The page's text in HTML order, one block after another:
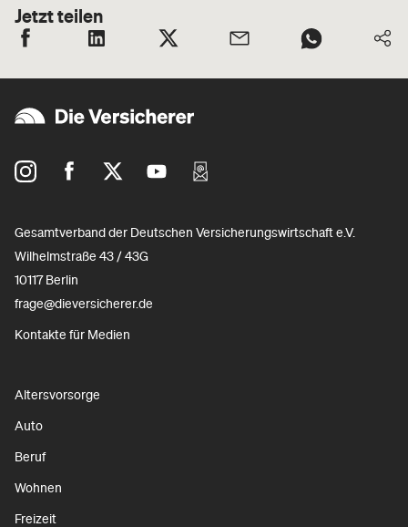
Jetzt teilen
Gesamtverband der Deutschen Versicherungswirtschaft e.V.
Wilhelmstraße 43 / 43G
10117 Berlin
frage@dieversicherer.de
Kontakte für Medien
Altersvorsorge
Auto
Beruf
Wohnen
Freizeit